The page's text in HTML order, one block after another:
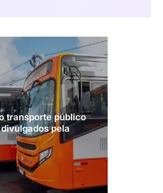
transporte público
pela